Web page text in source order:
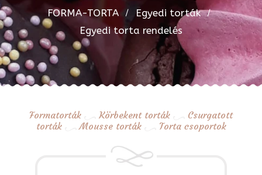
FORMA-TORTA
Egyedi torták
Egyedi torta rendelés
Formatorták Körbekent torták
Csurgatott
torták
Mousse torták Torta csoportok